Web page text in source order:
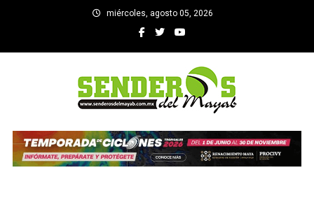
miércoles, agosto 05, 2026
SENDEROS DEL MAYAB